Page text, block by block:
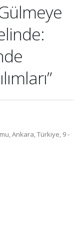
Ankara, Türkiye, 9 -